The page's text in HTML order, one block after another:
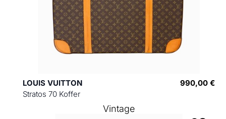
LOUIS VUITTON
Stratos 70 Koffer
990,00 €
Vintage